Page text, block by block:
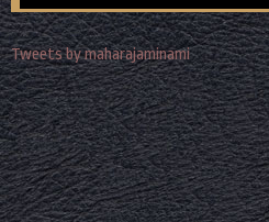
Tweets by maharajaminami